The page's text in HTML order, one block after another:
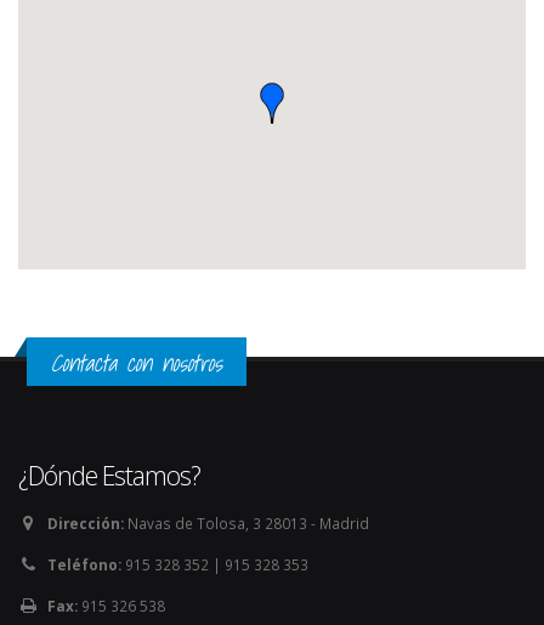
Contacta con nosotros
¿Dónde Estamos?
Dirección: Navas de Tolosa, 3 28013 - Madrid
Teléfono: 915 328 352 | 915 328 353
Fax: 915 326 538